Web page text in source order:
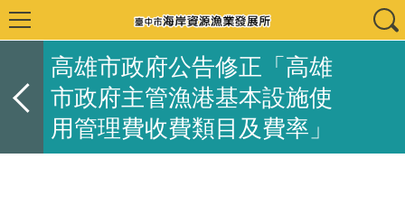
高雄市政府公告修正「高雄
市政府主管漁港基本設施使
用管理費收費類目及費率」